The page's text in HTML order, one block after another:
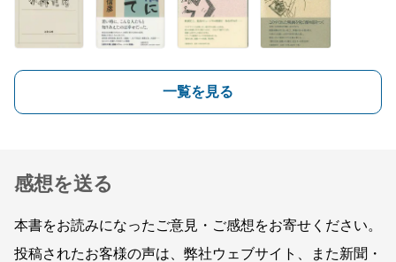
一覧を見る
感想を送る
本書をお読みになったご意見・ご感想をお寄せください。
投稿されたお客様の声は、弊社ウェブサイト、また新聞・